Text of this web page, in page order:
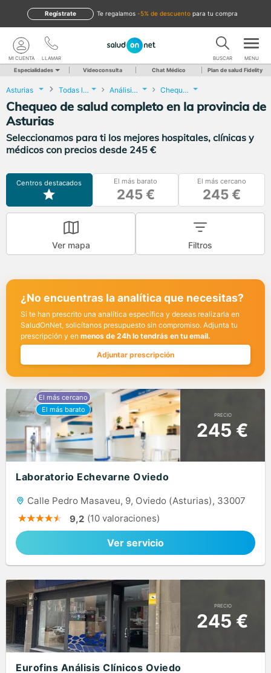
te regalamos -5% de descuento para tu compra
Regístrate
LLAMAR
MI CUENTA BUSCAR MENU
Especialidades Videoconsulta Chat Médico Plan de salud Fidelity
Asturias Todas las localidades Análisis Clínicos Chequeo de salud completo
Chequeo de salud completo en la provincia de
Asturias
Seleccionamos para ti los mejores hospitales, clínicas y
médicos con precios desde 245 €
Centros destacados El más barato
245 €
El más cercano
245 €
Ver mapa Filtros
¿No encuentras la analítica que necesitas?
Si te han prescrito una analítica específica y deseas realizarla en
SaludOnNet, solicítanos presupuesto sin compromiso. Adjunta tu
prescripción y en menos de 24h lo tendrás en tu email.
Adjuntar prescripción
PRECIO
245 €
Laboratorio Echevarne Oviedo
Calle Pedro Masaveu, 9, Oviedo (Asturias), 33007
9,2 (10 valoraciones)
Ver servicio
PRECIO
245 €
Eurofins Análisis Clínicos Oviedo